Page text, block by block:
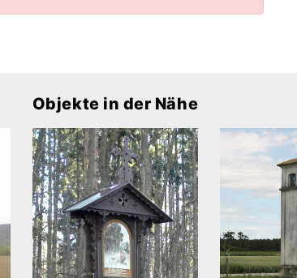
Objekte in der Nähe